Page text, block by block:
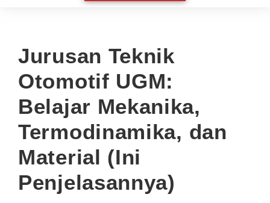
Jurusan Teknik
Otomotif UGM:
Belajar Mekanika,
Termodinamika, dan
Material (Ini
Penjelasannya)